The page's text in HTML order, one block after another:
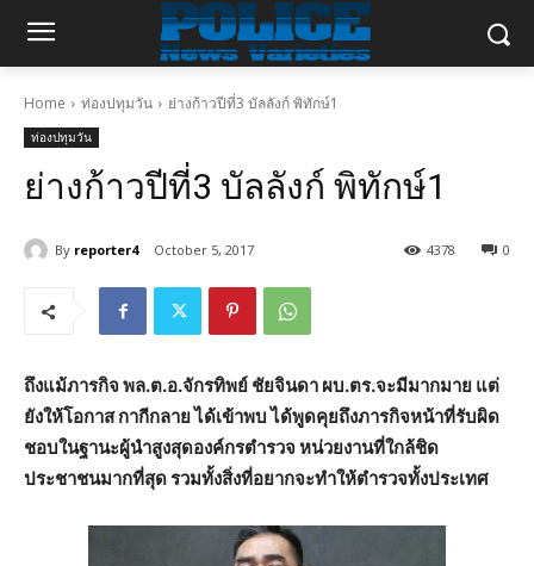
Home ท่องปทุมวัน ย่างก้าวปีที่3 บัลลังก์ พิทักษ์1
ท่องปทุมวัน
ย่างก้าวปีที่3 บัลลังก์ พิทักษ์1
By reporter4 October 5, 2017 0
4378
ถึงแม้ภารกิจ พล.ต.อ.จักรทิพย์ ชัยจินดา ผบ.ตร.จะมีมากมาย แต่
ยังให้โอกาส กากีกลาย ได้เข้าพบ ได้พูดคุยถึงภารกิจหน้าที่รับผิด
ชอบในฐานะผู้นำสูงสุดองค์กรตำรวจ หน่วยงานที่ใกล้ชิด
ประชาชนมากที่สุด รวมทั้งสิ่งที่อยากจะทำให้ตำรวจทั้งประเทศ